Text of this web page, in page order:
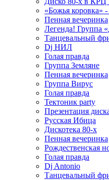
«Божья коровка»
Пенная вечеринка
Легенда! Группа
Танцевальный
Dj НИЛ
Голая правда
Группа Земляне
Пенная вечеринка
Группа Вирус
Голая правда
Тектоник party
Презентация
Русская Ибица
Дискотека 80-х
Пенная вечеринка
Рождественская
Голая правда
Dj Antonio
Танцевальный